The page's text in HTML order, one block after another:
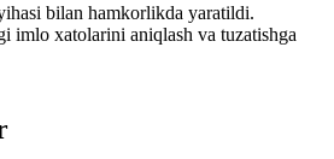
bilan hamkorlikda yaratildi.
imlo xatolarini aniqlash va tuzatishga